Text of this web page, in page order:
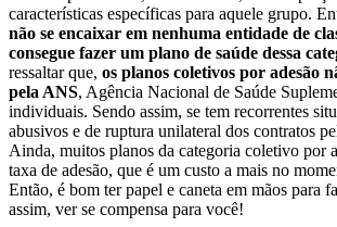
características específicas para aquele grupo.
não se encaixar em nenhuma entidade de
consegue fazer um plano de saúde dessa
ressaltar que, os planos coletivos por adesão
pela ANS, Agência Nacional de Saúde
individuais. Sendo assim, se tem recorrentes
abusivos e de ruptura unilateral dos contratos
Ainda, muitos planos da categoria coletivo por
taxa de adesão, que é um custo a mais no
Então, é bom ter papel e caneta em mãos para
assim, ver se compensa para você!